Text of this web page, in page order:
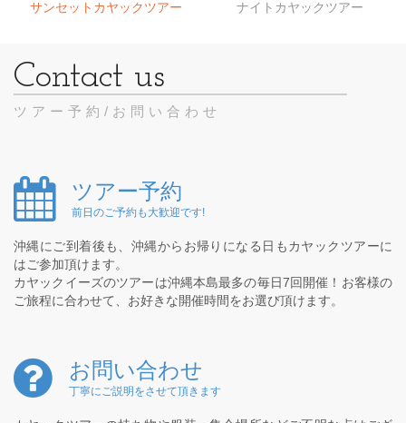
サンセットカヤックツアー
ナイトカヤックツアー
ツアー予約/お問い合わせ
ツアー予約
前日のご予約も大歓迎です!
沖縄にご到着後も、沖縄からお帰りになる日もカヤックツアーに
はご参加頂けます。
カヤックイーズのツアーは沖縄本島最多の毎日7回開催！お客様の
ご旅程に合わせて、お好きな開催時間をお選び頂けます。
お問い合わせ
丁寧にご説明をさせて頂きます